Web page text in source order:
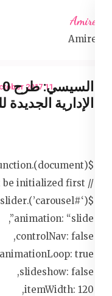
content
Enter)
Amireta
Amireta
11 October 2017
الإدارية
$(document).ready(function () {
// The slider being synced must be initialized first
$(‘#carousel’).flexslider({
animation: “slide”,
controlNav: false,
animationLoop: true,
slideshow: false,
itemWidth: 120,